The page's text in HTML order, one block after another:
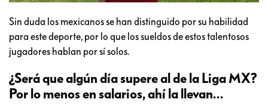
Sin duda los mexicanos se han distinguido por su habilidad
para este deporte, por lo que los sueldos de estos talentosos
jugadores hablan por sí solos.
¿Será que algún día supere al de la Liga MX?
Por lo menos en salarios, ahí la llevan…